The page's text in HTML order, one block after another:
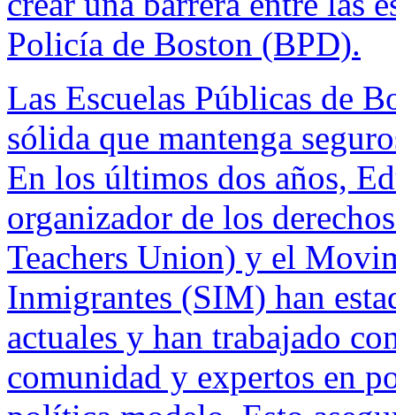
Policía de Boston (BPD).
Las Escuelas Públicas de
sólida que mantenga
En los últimos dos años,
organizador de los
Teachers Union) y el
Inmigrantes (SIM) han
actuales y han trabajado
comunidad y expertos en